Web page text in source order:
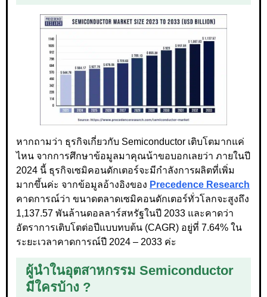
หากถามว่า ธุรกิจเกี่ยวกับ Semiconductor เติบโตมากแค่
ไหน จากการศึกษาข้อมูลมาคุณน้าขอบอกเลยว่า ภายในปี
2024 นี้ ธุรกิจเซมิคอนดักเตอร์จะมีกำลังการผลิตที่เพิ่ม
มากขึ้นค่ะ จากข้อมูลอ้างอิงของ Precedence Research
คาดการณ์ว่า ขนาดตลาดเซมิคอนดักเตอร์ทั่วโลกจะสูงถึง
1,137.57 พันล้านดอลลาร์สหรัฐในปี 2033 และคาดว่า
อัตราการเติบโตต่อปีแบบทบต้น (CAGR) อยู่ที่ 7.64% ใน
ระยะเวลาคาดการณ์ปี 2024 – 2033 ค่ะ
ผู้นำในอุตสาหกรรม Semiconductor
มีใครบ้าง ?